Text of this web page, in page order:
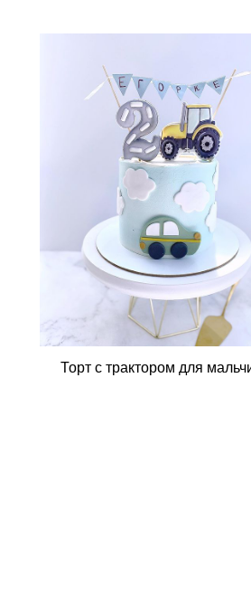
Торт с трактором для